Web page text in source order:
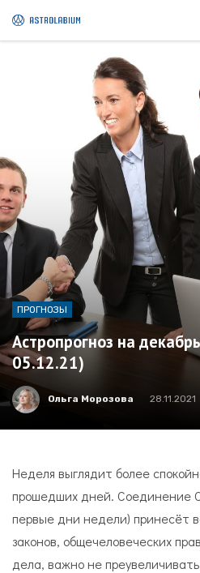
ПРОГНОЗЫ
Астропрогноз на
05.12.21)
Ольга Морозова 28.11.2021
Неделя выглядит более
прошедших дней. Соединение
первые дни недели) принесёт
законов, общечеловеческих
дела, важно не